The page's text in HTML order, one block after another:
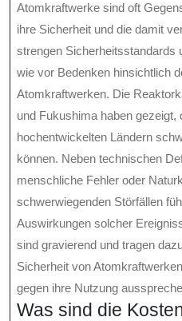
Atomkraftwerke sind oft
ihre Sicherheit und die damit
strengen Sicherheitsstandards
wie vor Bedenken hinsichtlich
Atomkraftwerken. Die
und Fukushima haben gezeigt,
hochentwickelten Ländern
können. Neben technischen
menschliche Fehler oder
schwerwiegenden Störfällen
Auswirkungen solcher
sind gravierend und tragen
Sicherheit von
gegen ihre Nutzung
Was sind die